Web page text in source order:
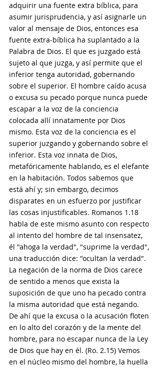
adquirir una fuente extra bíblica, para
asumir jurisprudencia, y así asignarle un
valor al mensaje de Dios, entonces esa
fuente extra-bíblica ha suplantado a la
Palabra de Dios. El que es juzgado está
sujeto al que juzga, y así permite que el
inferior tenga autoridad, gobernando
sobre el superior. El hombre caído acusa
o excusa su pecado porque nunca puede
escapar a la voz de la conciencia
colocada allí innatamente por Dios
mismo. Esta voz de la conciencia es el
superior juzgando y gobernando sobre el
inferior. Esta voz innata de Dios,
metafóricamente hablando, es el elefante
en la habitación. Todos sabemos que
está ahí y; sin embargo, decimos
disparates en un esfuerzo por justificar
las cosas injustificables. Romanos 1.18
habla de este mismo asunto con respecto
al intento del hombre de tal insensatez,
él "ahoga la verdad", "suprime la verdad",
una traducción dice: "ocultan la verdad".
La negación de la norma de Dios carece
de sentido a menos que exista la
suposición de que uno ha pecado contra
la misma autoridad que está negando.
De ahí que la excusa o la acusación floten
en lo alto del corazón y de la mente del
hombre, para no escapar nunca de la Ley
de Dios que hay en él. (Ro. 2.15) Vemos
en el núcleo mismo del hombre, la huella